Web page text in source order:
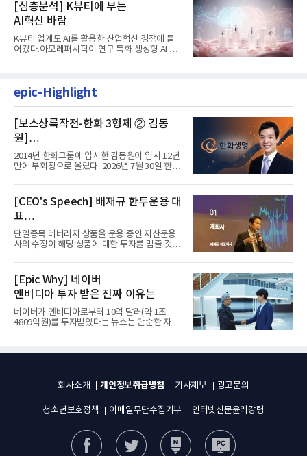
[심층분석] K뷰티에 부는
AI혁신 바람
K뷰티 업계도 AI를 활용한 산업혁신 경쟁에 들
어갔다.아모레퍼시픽이 연구 특화 생성형 AI 플
epic-Highlight
[보스상륙작전-한화 3형제 ② 김동
원]
입사 12년 만에 금융계열 수장 등극
2014년 한화그룹에 입사한 김동원이 입사 12년
만에 부회장으로 올랐다. 2026년 7월 30일 한화
[CEO's Speech] 배재규 한투운용 대
표
“개별종목 레버리지 투자 지금이라도
멈춰라”
단일종목 레버리지 상품을 운용 중인 자산운용
사의 수장이 해당 상품에 대한 투자를 멈출 것을
[Epic Why] 네이버
엔비디아 투자 받은 진짜 이유는
네이버가 엔비디아로부터 10억 달러(약 1조
4809억원)를 투자받았다는 뉴스는 단순한 자금
회사소개 개인정보취급방침 기사제보 광고문의
청소년보호정책 이메일무단수집거부 인터넷신문윤리강령